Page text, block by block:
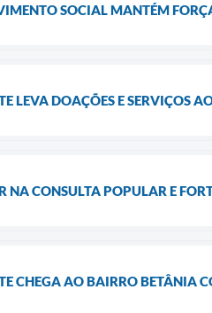
SOCIAL MANTÉM
LEVA DOAÇÕES E SERVIÇOS
CONSULTA POPULAR E
CHEGA AO BAIRRO BETÂNIA